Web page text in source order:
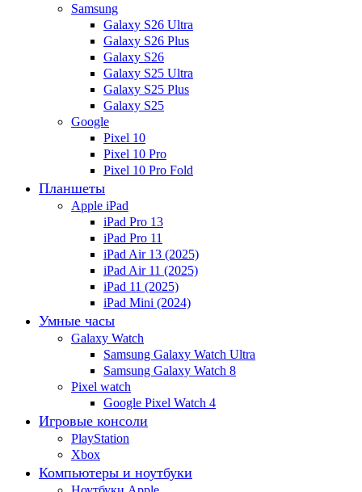
Samsung
Galaxy S26 Ultra
Galaxy S26 Plus
Galaxy S26
Galaxy S25 Ultra
Galaxy S25 Plus
Galaxy S25
Google
Pixel 10
Pixel 10 Pro
Pixel 10 Pro Fold
Планшеты
Apple iPad
iPad Pro 13
iPad Pro 11
iPad Air 13 (2025)
iPad Air 11 (2025)
iPad 11 (2025)
iPad Mini (2024)
Умные часы
Galaxy Watch
Samsung Galaxy Watch Ultra
Samsung Galaxy Watch 8
Pixel watch
Google Pixel Watch 4
Игровые консоли
PlayStation
Xbox
Компьютеры и ноутбуки